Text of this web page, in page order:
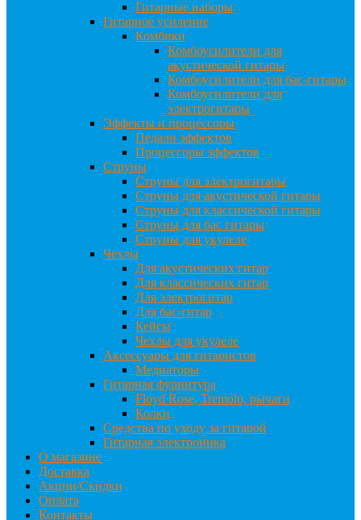
Гитарные наборы
Гитарное усиление
Комбики
Комбоусилители для
акустической гитары
Комбоусилители для бас-гитары
Комбоусилители для
электрогитары
Эффекты и процессоры
Педали эффектов
Процессоры эффектов
Струны
Струны для электрогитары
Струны для акустической гитары
Струны для классической гитары
Струны для бас гитары
Струны для укулеле
Чехлы
Для акустических гитар
Для классических гитар
Для электрогитар
Для бас-гитар
Кейсы
Чехлы для укулеле
Аксессуары для гитаристов
Медиаторы
Гитарная фурнитура
Floyd Rose, Tremolo, рычаги
Колки
Средства по уходу за гитарой
Гитарная электроника
О магазине
Доставка
Акции/Скидки
Оплата
Контакты